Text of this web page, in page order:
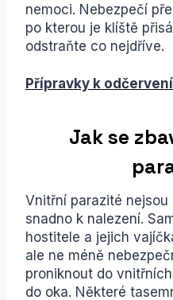
nemoci. Nebezpečí
po kterou je klíště
odstraňte co nejdříve.
Přípravky k
Jak se
Vnitřní parazité
snadno k nalezení.
hostitele a jejich
ale ne méně
proniknout do
do oka. Některé